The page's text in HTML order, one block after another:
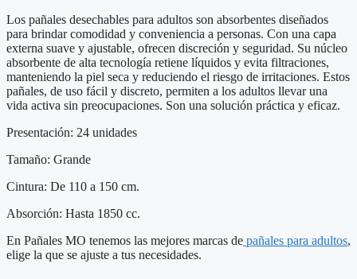
Los pañales desechables para adultos son absorbentes diseñados
para brindar comodidad y conveniencia a personas. Con una capa
externa suave y ajustable, ofrecen discreción y seguridad. Su núcleo
absorbente de alta tecnología retiene líquidos y evita filtraciones,
manteniendo la piel seca y reduciendo el riesgo de irritaciones. Estos
pañales, de uso fácil y discreto, permiten a los adultos llevar una
vida activa sin preocupaciones. Son una solución práctica y eficaz.
Presentación: 24 unidades
Tamaño: Grande
Cintura: De 110 a 150 cm.
Absorción: Hasta 1850 cc.
En Pañales MO tenemos las mejores marcas de pañales para adultos,
elige la que se ajuste a tus necesidades.